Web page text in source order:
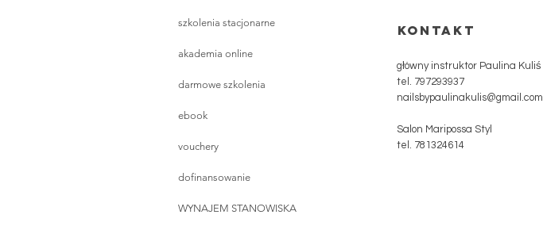
szkolenia stacjonarne
akademia online
darmowe szkolenia
ebook
vouchery
dofinansowanie
WYNAJEM STANOWISKA
kontakt
główny instruktor Paulina Kuliś
tel. 797293937
nailsbypaulinakulis@gmail.com
Salon Maripossa Styl
tel. 781324614